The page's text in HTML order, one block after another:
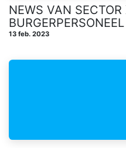
NEWS VAN SECTOR
BURGERPERSONEEL
13 feb. 2023